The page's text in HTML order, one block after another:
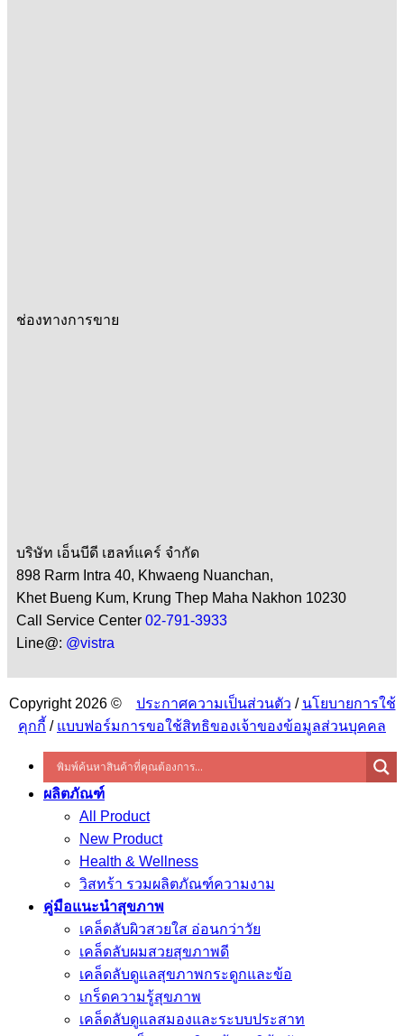
ช่องทางการขาย
บริษัท เอ็นบีดี เฮลท์แคร์ จำกัด
898 Rarm Intra 40, Khwaeng Nuanchan,
Khet Bueng Kum, Krung Thep Maha Nakhon 10230
Call Service Center 02-791-3933
Line@: @vistra
Copyright 2026 © ประกาศความเป็นส่วนตัว / นโยบายการใช้
คุกกี้ / แบบฟอร์มการขอใช้สิทธิของเจ้าของข้อมูลส่วนบุคคล
ผลิตภัณฑ์
All Product
New Product
Health & Wellness
วิสทร้า รวมผลิตภัณฑ์ความงาม
คู่มือแนะนำสุขภาพ
เคล็ดลับผิวสวยใส อ่อนกว่าวัย
เคล็ดลับผมสวยสุขภาพดี
เคล็ดลับดูแลสุขภาพกระดูกและข้อ
เกร็ดความรู้สุขภาพ
เคล็ดลับดูแลสมองและระบบประสาท